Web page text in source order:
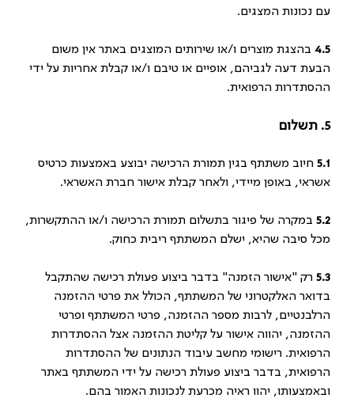
עם נכונות המצגים.
4.5 בהצגת מוצרים ו/או שירותים המוצגים באתר אין משום
הבעת דעה לגביהם, אופיים או טיבם ו/או קבלת אחריות על ידי
ההסתדרות הרפואית.
5. תשלום
5.1 חיוב משתתף בגין תמורת הרכישה יבוצע באמצעות כרטיס
אשראי, באופן מיידי, ולאחר קבלת אישור חברת האשראי.
5.2 במקרה של פיגור בתשלום תמורת הרכישה ו/או ההתקשרות,
מכל סיבה שהיא, ישלם המשתתף ריבית כחוק.
5.3 רק "אישור הזמנה" בדבר ביצוע פעולת רכישה שהתקבל
בדואר האלקטרוני של המשתתף, הכולל את פרטי ההזמנה
הרלבנטיים, לרבות מספר ההזמנה, פרטי המשתתף ופרטי
ההזמנה, יהווה אישור על קליטת ההזמנה אצל ההסתדרות
הרפואית. רישומי מחשב עיבוד הנתונים של ההסתדרות
הרפואית, בדבר ביצוע פעולת רכישה על ידי המשתתף באתר
ובאמצעותו, יהוו ראיה מכרעת לנכונות האמור בהם.